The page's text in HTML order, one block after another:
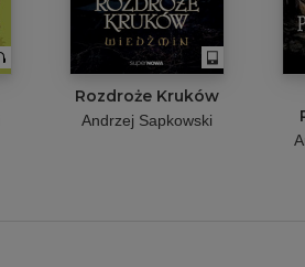
Rozdroże Kruków
Andrzej Sapkowski